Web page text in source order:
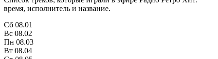
время, исполнитель и название.
Сб 08.01
Вс 08.02
Пн 08.03
Вт 08.04